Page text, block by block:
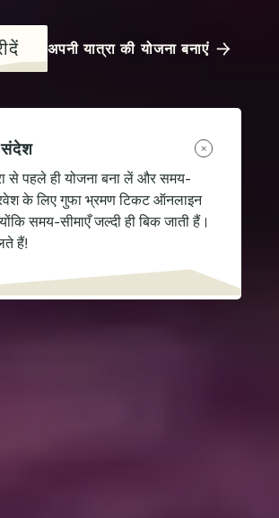
अपनी यात्रा की योजना बनाएं
संदेश
से पहले ही योजना बना लें और समय-
के लिए गुफा भ्रमण टिकट ऑनलाइन
समय-सीमाएँ जल्दी ही बिक जाती हैं।
हैं!